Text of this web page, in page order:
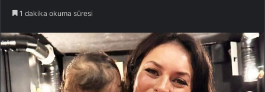
1 dakika okuma süresi